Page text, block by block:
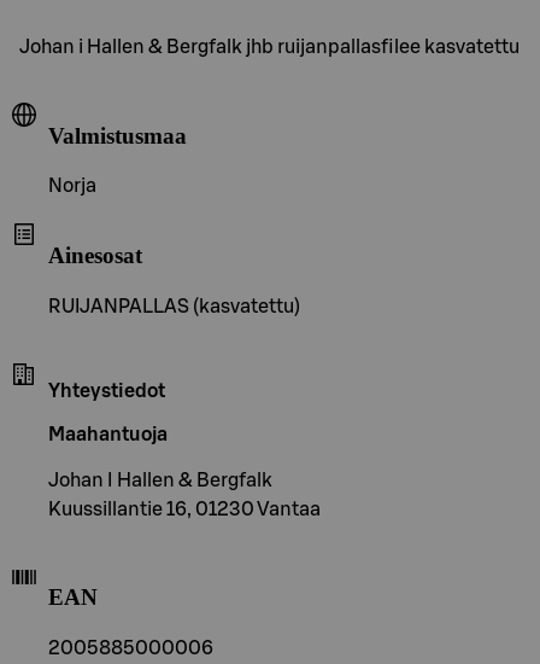
Johan i Hallen & Bergfalk jhb ruijanpallasfilee kasvatettu
Valmistusmaa
Norja
Ainesosat
RUIJANPALLAS (kasvatettu)
Yhteystiedot
Maahantuoja
Johan I Hallen & Bergfalk
Kuussillantie 16, 01230 Vantaa
EAN
2005885000006